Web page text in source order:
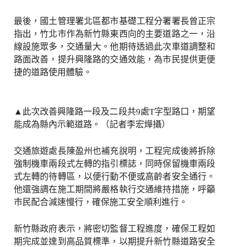
最後，國土管理署北區都市基礎工程分署署長曾正宗
指出，竹北市作為新竹縣東西向的主要道路之一，沿
線設施眾多，交通量大。他期待透過此次車道調整和
路面改善，提升興隆路的交通效能，為市民提供更便
捷的道路使用體驗。
▲此次改善興隆路一段及二段共9處T字型路口，期望
能成為縣內示範道路。（記者李宏燁攝）
交通旅遊處長陳盈州也補充說明，工程完成後將拆除
強制機車兩段式左轉的指引標誌，同時保留機車兩段
式左轉的待轉區，以便行動不便或高齡者安全通行。
他還強調在施工期間將嚴格執行交通維持措施，呼籲
市民配合減速慢行，確保施工安全順利進行。
新竹縣政府表示，將密切監督工程進度，確保工程如
期完成並達到高品質標準，以期提升新竹縣道路安全